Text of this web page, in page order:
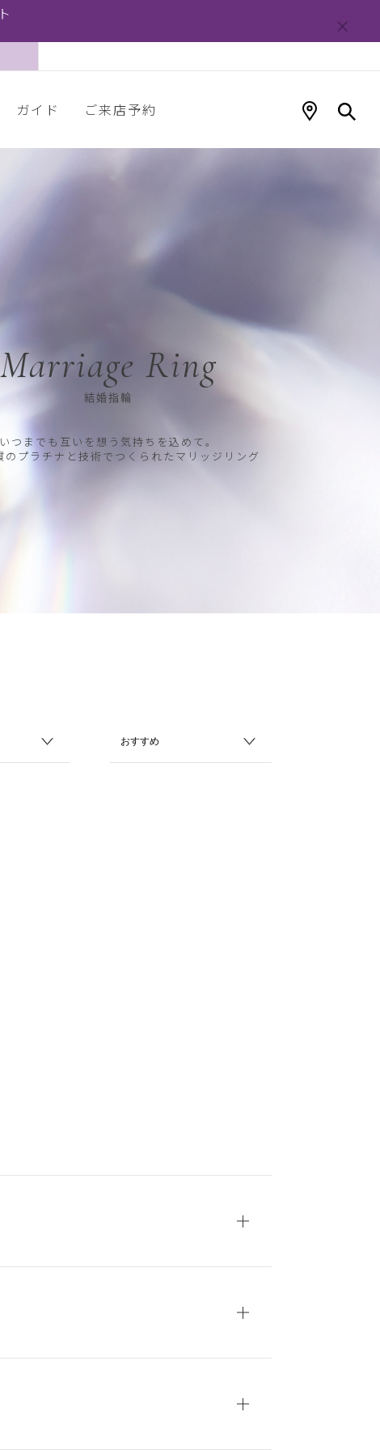
ガイド ご来店予約
Marriage Ring
結婚指輪
いつまでも互いを想う気持ちを込めて。
のプラチナと技術でつくられたマリッジリング